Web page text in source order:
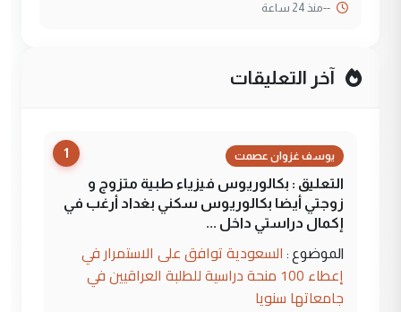
--منذ 24 ساعة
آخر التعليقات
1 يوسف غزوان عصمت
التعليق : بكالوريوس فيزياء طبية متزوج و
زوجتي أيضا بكالوريوس سكني بغداد أرغب في
إكمال دراستي داخل ...
الموضوع : السعودية توافق على الاستمرار في
إعطاء 100 منحة دراسية للطلبة العراقيين في
جامعاتها سنويا